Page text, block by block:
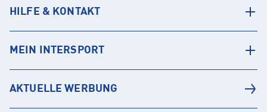
HILFE & KONTAKT
MEIN INTERSPORT
AKTUELLE WERBUNG